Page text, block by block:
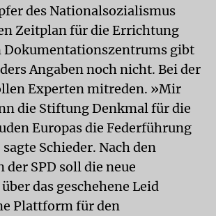
des Nationalsozialismus
Zeitplan für die Errichtung
Dokumentationszentrums gibt
Angaben noch nicht. Bei der
Experten mitreden. »Mir
die Stiftung Denkmal für die
Europas die Federführung
Schieder. Nach den
SPD soll die neue
das geschehene Leid
Plattform für den